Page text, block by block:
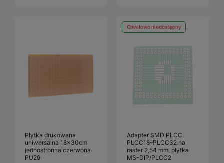
Płytka drukowana
uniwersalna 18x30cm
jednostronna czerwona
PU29
Chwilowo niedostępny
Adapter SMD PLCC
PLCC18–PLCC32 na
raster 2,54 mm, płytka
MS-DIP/PLCC2